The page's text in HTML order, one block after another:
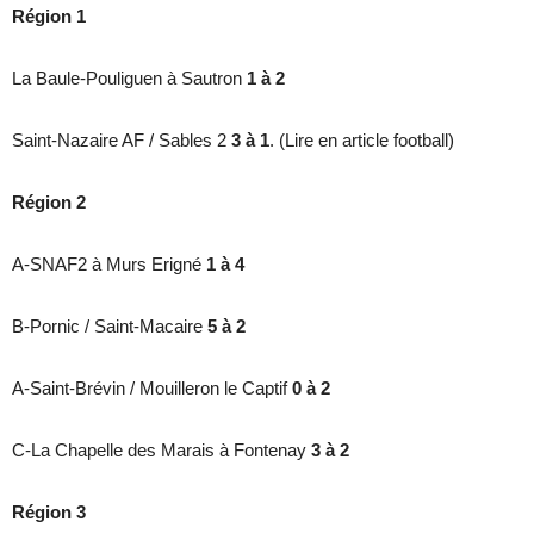
Région 1
La Baule-Pouliguen à Sautron 1 à 2
Saint-Nazaire AF / Sables 2 3 à 1. (Lire en article football)
Région 2
A-SNAF2 à Murs Erigné 1 à 4
B-Pornic / Saint-Macaire 5 à 2
A-Saint-Brévin / Mouilleron le Captif0 à 2
C-La Chapelle des Marais à Fontenay 3 à 2
Région 3